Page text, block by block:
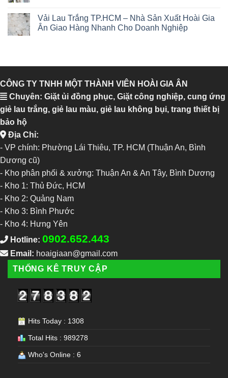
Vải Lau Trắng TP.HCM – Nhà Sản Xuất Hoài Gia
Ân Giao Hàng Nhanh Cho Doanh Nghiệp
CÔNG TY TNHH MỘT THÀNH VIÊN HOÀI GIA ÂN
Chuyên: Giặt ủi đồng phục, Giặt công nghiệp, cung ứng
giẻ lau trắng, giẻ lau màu, giẻ lau không bụi, trang thiết bị
bảo hộ
Địa Chỉ:
- VP chính: Phường Lái Thiêu, TP. HCM (Thuận An, Bình
Dương cũ)
- Kho phân phối & xưởng: Thuận An & An Tây, Bình Dương
- Kho 1: Thủ Đức, HCM
- Kho 2: Quảng Nam
- Kho 3: Bình Phước
- Kho 4: Hưng Yên
Hotline: 0902.652.443
Email: hoaigiaan@gmail.com
THỐNG KÊ TRUY CẬP
Hits Today : 1308
Total Hits : 989278
Who's Online : 6